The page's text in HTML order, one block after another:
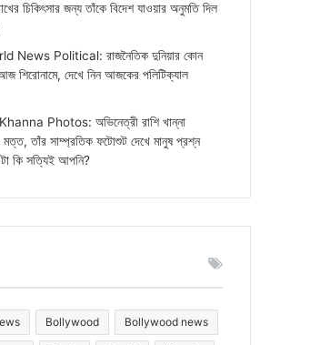
চিকিৎসার জন্য তাঁকে বিদেশ যাওয়ার অনুমতি দিল
News Political: রাজনৈতিক দুনিয়ার কোন
শিরোনামে, দেখে নিন আজকের পলিটিক্যাল
Photos: অভিনেত্রী রাশি খান্না
মত্ত, তাঁর সাম্প্রতিক ফটোশুট দেখে মানুষ প্রশ্ন
কি সত্যিই আপনি?
Bollywood Bollywood news